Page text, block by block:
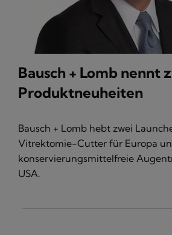
Bausch + Lomb nennt
Produktneuheiten
Bausch + Lomb hebt zwei
Vitrektomie-Cutter für Europa
konservierungsmittelfreie
USA.